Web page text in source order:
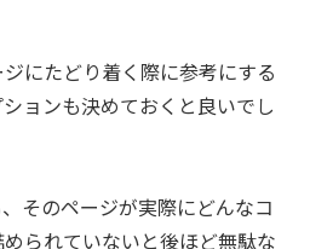
にたどり着く際に参考にする
ョンも決めておくと良いでし
そのページが実際にどんなコ
られていないと後ほど無駄な